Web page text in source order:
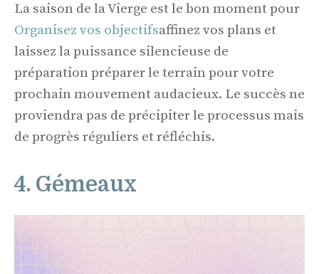
La saison de la Vierge est le bon moment pour
Organisez vos objectifsaffinez vos plans et
laissez la puissance silencieuse de
préparation préparer le terrain pour votre
prochain mouvement audacieux. Le succès ne
proviendra pas de précipiter le processus mais
de progrès réguliers et réfléchis.
4. Gémeaux